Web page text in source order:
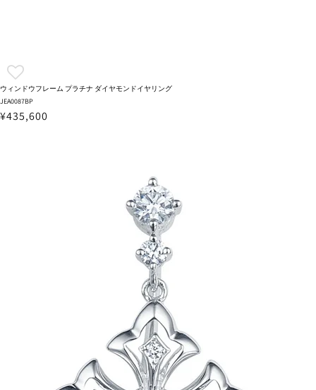
ウィンドウフレーム プラチナ ダイヤモンドイヤリング
JEA0087BP
¥435,600